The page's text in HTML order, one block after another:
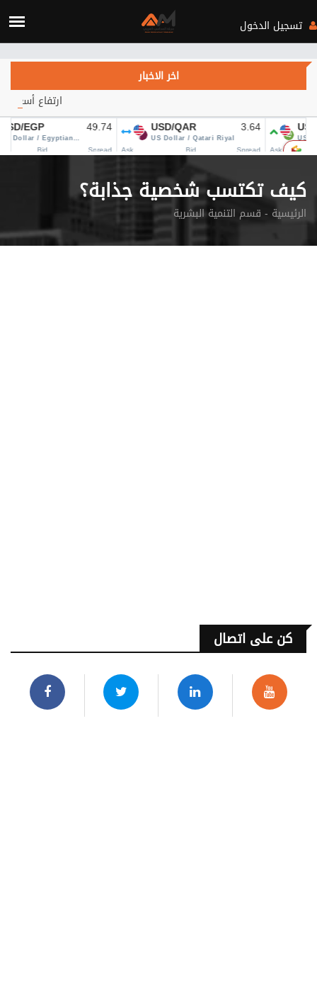
اخر الاخبار
ارتفاع أسعار النفط يتجاوز 84 دولاراً.. هل يهدأ التصعيد في
كيف تكتسب شخصية جذابة؟
قسم التنمية البشرية - الرئيسية
كن على اتصال